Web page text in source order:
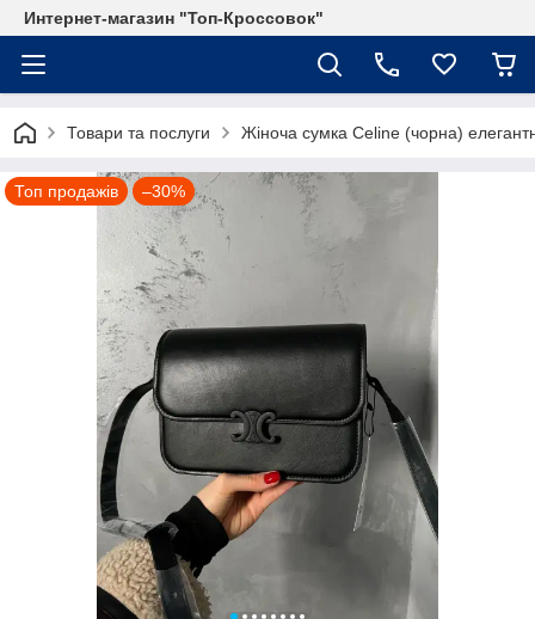
Интернет-магазин "Топ-Кроссовок"
Товари та послуги Жіноча сумка Celine (чорна)
Топ продажів –30%